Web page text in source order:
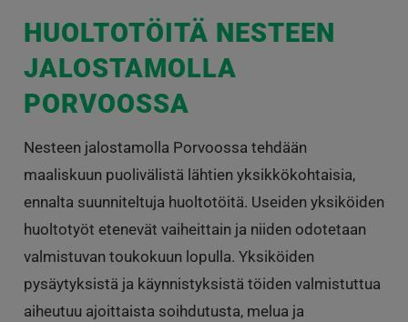
HUOLTOTÖITÄ NESTEEN
JALOSTAMOLLA
PORVOOSSA
Nesteen jalostamolla Porvoossa tehdään
maaliskuun puolivälistä lähtien yksikkökohtaisia,
ennalta suunniteltuja huoltotöitä. Useiden yksiköiden
huoltotyöt etenevät vaiheittain ja niiden odotetaan
valmistuvan toukokuun lopulla. Yksiköiden
pysäytyksistä ja käynnistyksistä töiden valmistuttua
aiheutuu ajoittaista soihdutusta, melua ja